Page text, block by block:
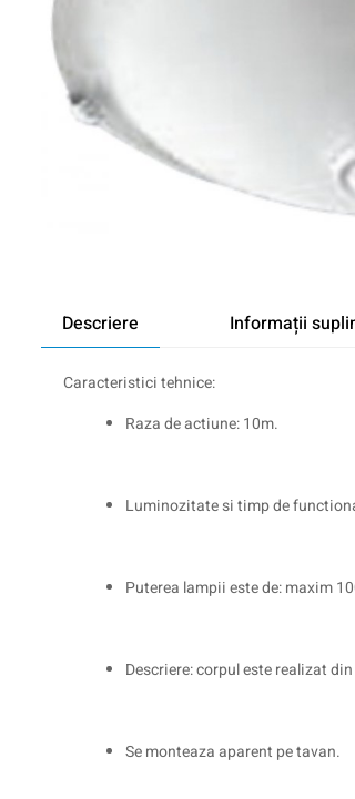
Descriere Informații
Caracteristici tehnice:
Raza de actiune: 10m.
Luminozitate si timp de
Puterea lampii este de: maxim
Descriere: corpul este realizat
Se monteaza aparent pe tavan.